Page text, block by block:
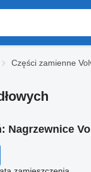
Części zamienne
Nagrzewnice